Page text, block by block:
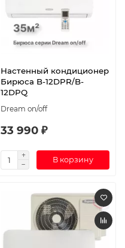
Настенный кондиционер
Бирюса B-12DPR/B-
12DPQ
Dream on/off
33 990 ₽
В корзину